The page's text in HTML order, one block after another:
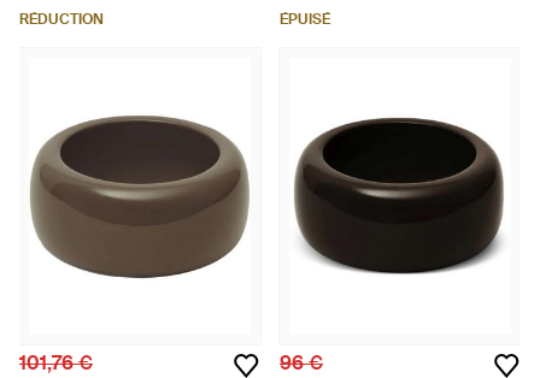
RÉDUCTION ÉPUISÉ
101,76 € 96 €